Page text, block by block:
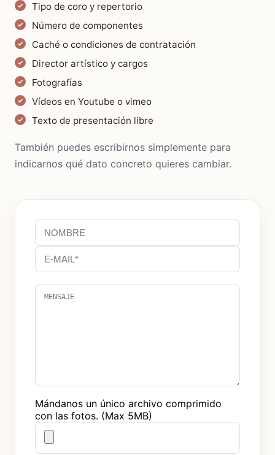
Tipo de coro y repertorio
Número de componentes
Caché o condiciones de contratación
Director artístico y cargos
Fotografías
Vídeos en Youtube o vimeo
Texto de presentación libre
También puedes escribirnos simplemente para
indicarnos qué dato concreto quieres cambiar.
Mándanos un único archivo comprimido
con las fotos. (Max 5MB)